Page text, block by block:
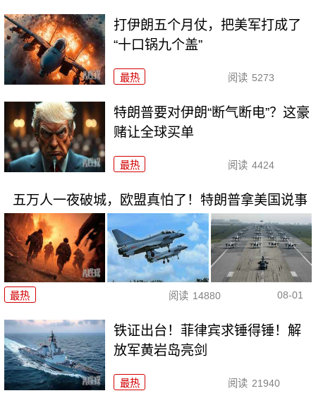
打伊朗五个月仗，把美军打成了
“十口锅九个盖”
最热 阅读 5273
特朗普要对伊朗“断气断电”？这豪
赌让全球买单
最热 阅读 4424
五万人一夜破城，欧盟真怕了！特朗普拿美国说事
最热 阅读 14880 08-01
铁证出台！菲律宾求锤得锤！解
放军黄岩岛亮剑
最热 阅读 21940